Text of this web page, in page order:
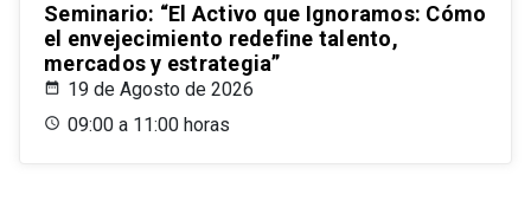
Seminario: “El Activo que Ignoramos: Cómo
el envejecimiento redefine talento,
mercados y estrategia”
19 de Agosto de 2026
09:00 a 11:00 horas